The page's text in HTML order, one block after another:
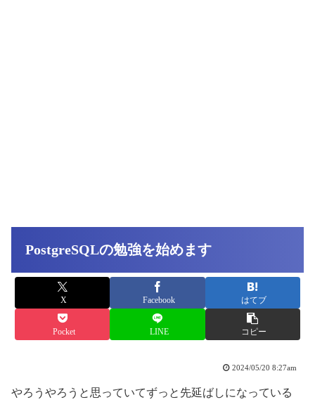
PostgreSQLの勉強を始めます
X Facebook はてブ
Pocket LINE コピー
2024/05/20 8:27am
やろうやろうと思っていてずっと先延ばしになっている